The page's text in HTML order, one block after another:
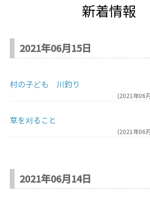
新着情報
2021年06月15日
村の子ども 川釣り
(2021年06
草を刈ること
(2021年06
2021年06月14日